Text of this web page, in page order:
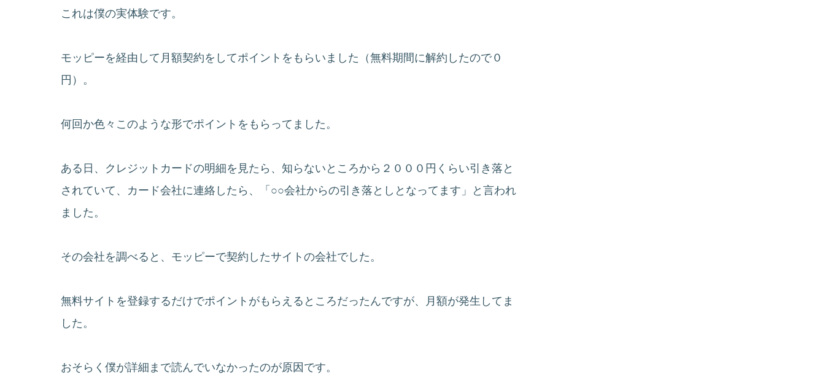
これは僕の実体験です。
モッピーを経由して月額契約をしてポイントをもらいました（無料期間に解約したので０
円）。
何回か色々このような形でポイントをもらってました。
ある日、クレジットカードの明細を見たら、知らないところから２０００円くらい引き落と
されていて、カード会社に連絡したら、「○○会社からの引き落としとなってます」と言われ
ました。
その会社を調べると、モッピーで契約したサイトの会社でした。
無料サイトを登録するだけでポイントがもらえるところだったんですが、月額が発生してま
した。
おそらく僕が詳細まで読んでいなかったのが原因です。